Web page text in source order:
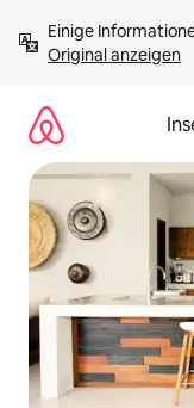
Inhalten
springenOriginal anzeigen